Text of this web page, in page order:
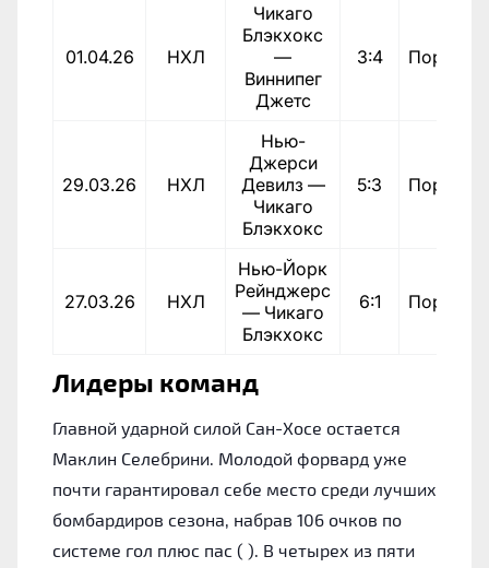
01.04.26 НХЛ
Чикаго
Блэкхокс
—
Виннипег
Джетс
3:4
29.03.26 НХЛ
Нью-
Джерси
Девилз —
Чикаго
Блэкхокс
5:3
27.03.26 НХЛ
Нью-Йорк
Рейнджерс
— Чикаго
Блэкхокс
6:1
Лидеры команд
Главной ударной силой Сан-Хосе остается
Маклин Селебрини. Молодой форвард уже
почти гарантировал себе место среди лучших
бомбардиров сезона, набрав 106 очков по
системе гол плюс пас ( ). В четырех из пяти